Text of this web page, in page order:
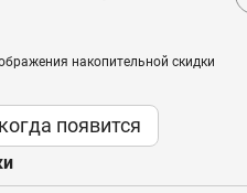
накопительной скидки
появится